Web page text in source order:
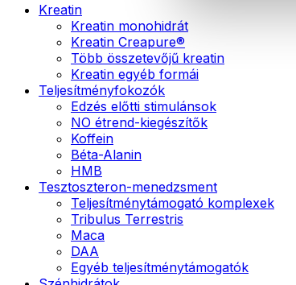
Kreatin
Kreatin monohidrát
Kreatin Creapure®
Több összetevőjű kreatin
Kreatin egyéb formái
Teljesítményfokozók
Edzés előtti stimulánsok
NO étrend-kiegészítők
Koffein
Béta-Alanin
HMB
Tesztoszteron-menedzsment
Teljesítménytámogató komplexek
Tribulus Terrestris
Maca
DAA
Egyéb teljesítménytámogatók